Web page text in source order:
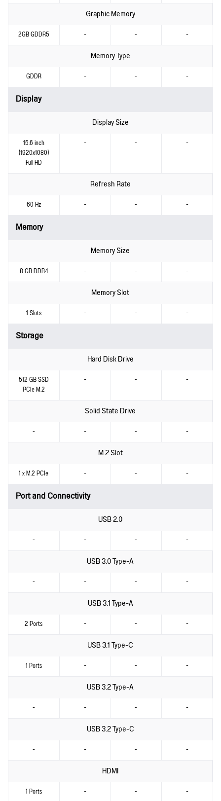
Graphic Memory
2GB GDDR5 - - -
Memory Type
GDDR - - -
Display
Display Size
15.6 inch
(1920x1080)
Full HD
- - -
Refresh Rate
60 Hz - - -
Memory
Memory Size
8 GB DDR4 - - -
Memory Slot
1 Slots - - -
Storage
Hard Disk Drive
512 GB SSD
PCIe M.2
- - -
Solid State Drive
- - - -
M.2 Slot
1 x M.2 PCIe - - -
Port and Connectivity
USB 2.0
- - - -
USB 3.0 Type-A
- - - -
USB 3.1 Type-A
2 Ports - - -
USB 3.1 Type-C
1 Ports - - -
USB 3.2 Type-A
- - - -
USB 3.2 Type-C
- - - -
HDMI
1 Ports - - -